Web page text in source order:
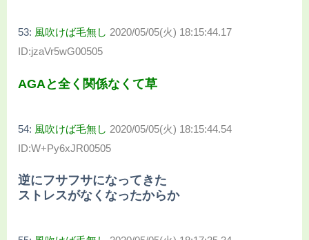
53: 風吹けば毛無し 2020/05/05(火) 18:15:44.17
ID:jzaVr5wG00505
AGAと全く関係なくて草
54: 風吹けば毛無し 2020/05/05(火) 18:15:44.54
ID:W+Py6xJR00505
逆にフサフサになってきた
ストレスがなくなったからか